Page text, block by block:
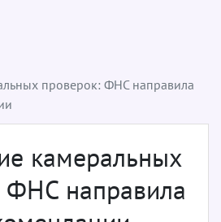
проверок: ФНС направила
камеральных
ФНС направила